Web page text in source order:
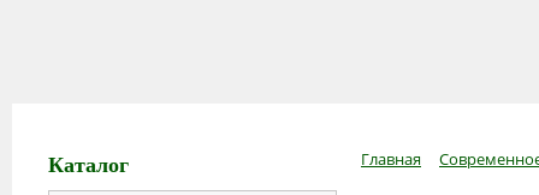
Каталог Главная